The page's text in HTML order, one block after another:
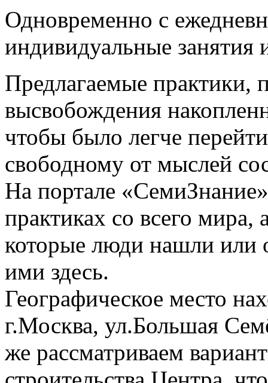
Одновременно с
индивидуальные занятия
Предлагаемые практики,
высвобождения
чтобы было легче
свободному от мыслей
На портале
практиках со всего мира,
которые люди нашли или
ими здесь.
Географическое место
г.Москва, ул.Большая
же рассматриваем